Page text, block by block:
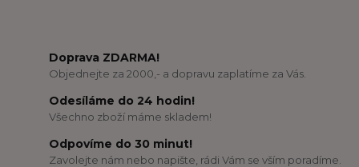
Doprava ZDARMA!
Objednejte za 2000,- a dopravu zaplatíme za Vás.
Odesíláme do 24 hodin!
Všechno zboží máme skladem!
Odpovíme do 30 minut!
Zavolejte nám nebo napište, rádi Vám se vším poradíme.